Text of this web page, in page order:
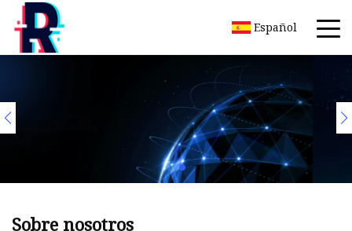
Español
Sobre nosotros